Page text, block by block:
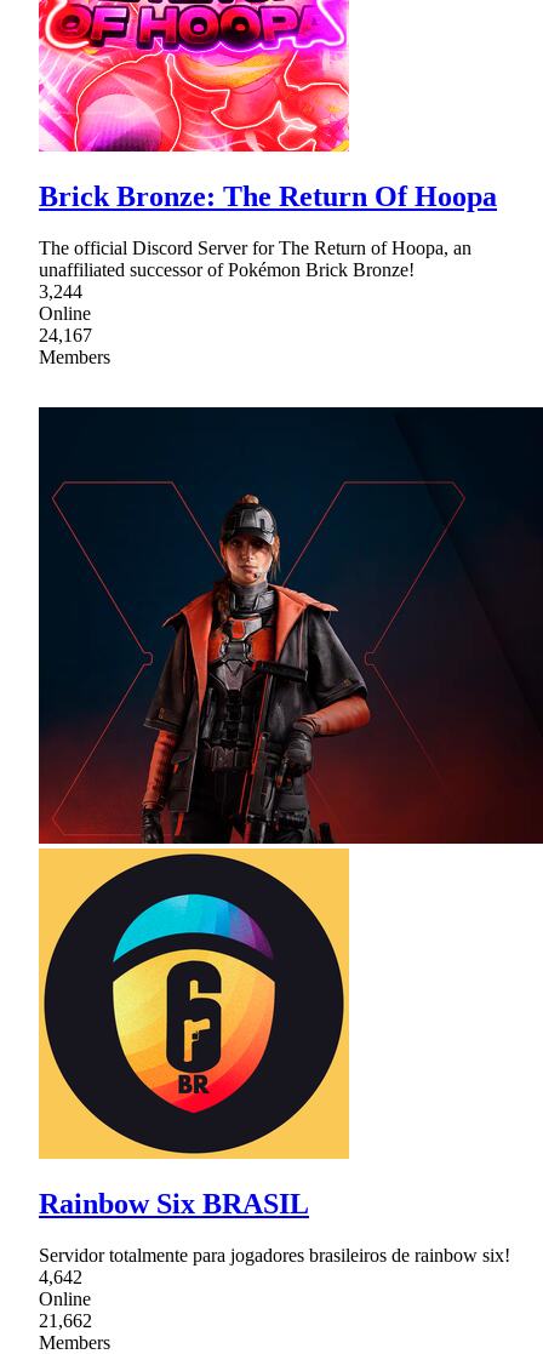
Brick Bronze: The Return Of Hoopa
The official Discord Server for The Return of Hoopa, an
unaffiliated successor of Pokémon Brick Bronze!
3,244
Online
24,167
Members
Rainbow Six BRASIL
Servidor totalmente para jogadores brasileiros de rainbow six!
4,642
Online
21,662
Members